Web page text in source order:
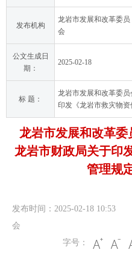
发布机构
龙岩市发展和改革委员
会
公文生成日
期：
2025-02-18
标 题：
龙岩市发展和改革委
印发《龙岩市救灾物
龙岩市发展和改革
龙岩市财政局关于印
管理规
发布时间：2025-02-18 10:53
会
字号：